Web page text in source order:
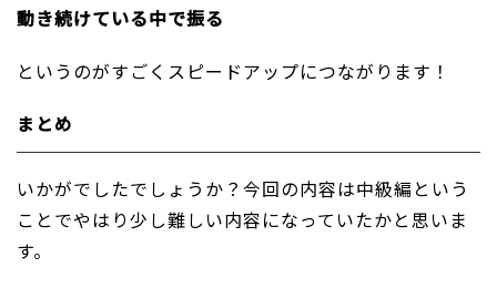
動き続けている中で振る
というのがすごくスピードアップにつながります！
まとめ
いかがでしたでしょうか？今回の内容は中級編という
ことでやはり少し難しい内容になっていたかと思いま
す。